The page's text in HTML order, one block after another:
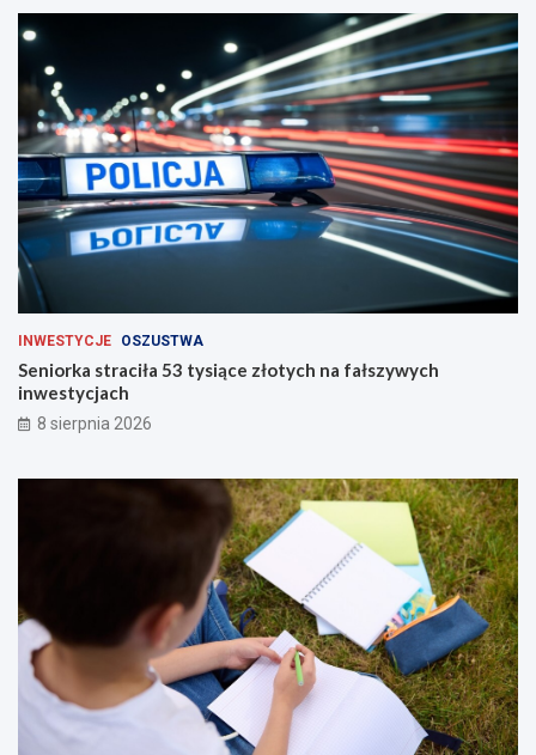
a
c
INWESTYCJE OSZUSTWA
Seniorka straciła 53 tysiące złotych na fałszywych
inwestycjach
8 sierpnia 2026